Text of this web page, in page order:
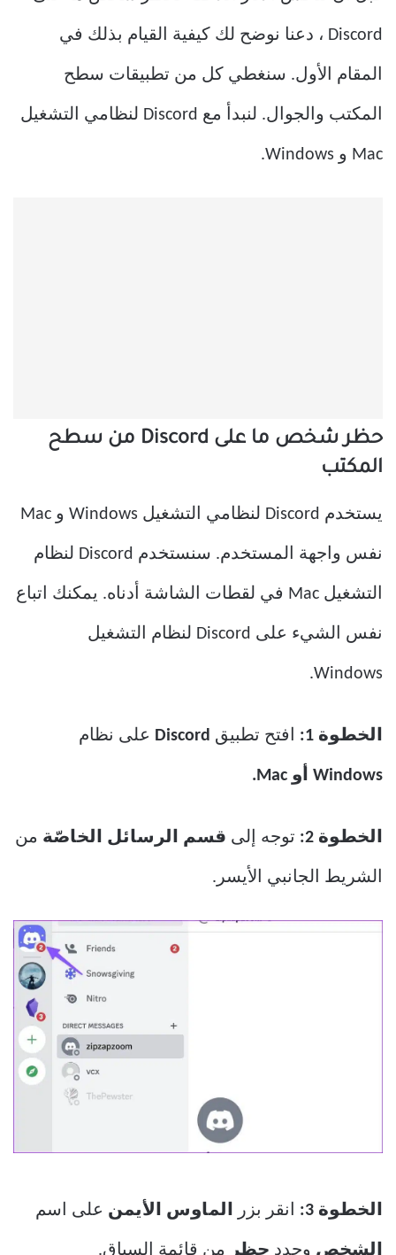
Discord ، دعنا نوضح لك كيفية القيام بذلك في
المقام الأول. سنغطي كل من تطبيقات سطح
المكتب والجوال. لنبدأ مع Discord لنظامي التشغيل
Mac و Windows.
حظر شخص ما على Discord من سطح
المكتب
يستخدم Discord لنظامي التشغيل Windows و Mac
نفس واجهة المستخدم. سنستخدم Discord لنظام
التشغيل Mac في لقطات الشاشة أدناه. يمكنك اتباع
نفس الشيء على Discord لنظام التشغيل
Windows.
الخطوة 1: افتح تطبيق Discord على نظام
Windows أو Mac.
الخطوة 2: توجه إلى قسم الرسائل الخاصّة من
الشريط الجانبي الأيسر.
الخطوة 3: انقر بزر الماوس الأيمن على اسم
الشخص وحدد حظر من قائمة السياق.